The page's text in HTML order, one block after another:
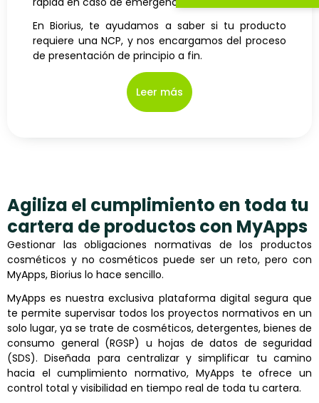
En Biorius, te ayudamos a saber si tu producto
requiere una NCP, y nos encargamos del proceso
de presentación de principio a fin.
Leer más
Agiliza el cumplimiento en toda tu
cartera de productos con MyApps
Gestionar las obligaciones normativas de los productos
cosméticos y no cosméticos puede ser un reto, pero con
MyApps, Biorius lo hace sencillo.
MyApps es nuestra exclusiva plataforma digital segura que
te permite supervisar todos los proyectos normativos en un
solo lugar, ya se trate de cosméticos, detergentes, bienes de
consumo general (RGSP) u hojas de datos de seguridad
(SDS). Diseñada para centralizar y simplificar tu camino
hacia el cumplimiento normativo, MyApps te ofrece un
control total y visibilidad en tiempo real de toda tu cartera.